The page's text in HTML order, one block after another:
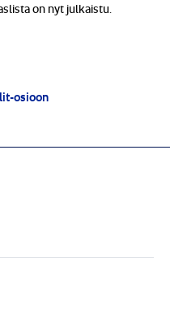
on nyt julkaistu.
osioon